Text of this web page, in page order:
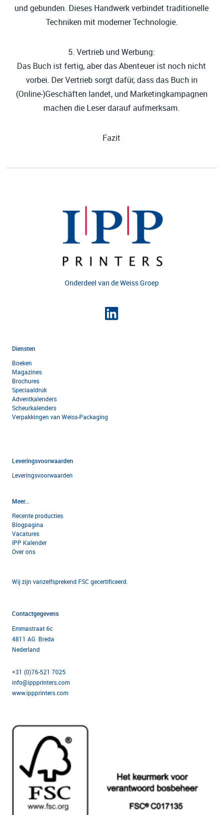
und gebunden. Dieses Handwerk verbindet traditionelle
Techniken mit moderner Technologie.
5. Vertrieb und Werbung:
Das Buch ist fertig, aber das Abenteuer ist noch nicht
vorbei. Der Vertrieb sorgt dafür, dass das Buch in
(Online-)Geschäften landet, und Marketingkampagnen
machen die Leser darauf aufmerksam.
Fazit
Onderdeel van deWeiss Groep
Diensten
Boeken
Magazines
Brochures
Speciaaldruk
Adventkalenders
Scheurkalenders
Verpakkingen van Weiss-Packaging
Leveringsvoorwaarden
Leveringsvoorwaarden
Meer...
Recente producties
Blogpagina
Vacatures
IPP Kalender
Over ons
Wij zijn vanzelfsprekend FSC gecertificeerd.
Contactgegevens
Emmastraat 6c
4811 AG Breda
Nederland
+31 (0)76-521 7025
info@ippprinters.com
www.ippprinters.com